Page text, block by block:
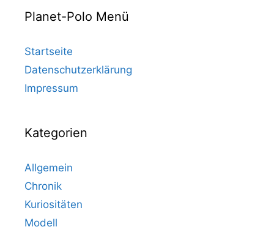
Planet-Polo Menü
Startseite
Datenschutzerklärung
Impressum
Kategorien
Allgemein
Chronik
Kuriositäten
Modell